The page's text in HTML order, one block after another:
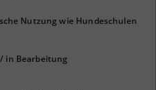
Nutzung wie Hundeschulen
in Bearbeitung